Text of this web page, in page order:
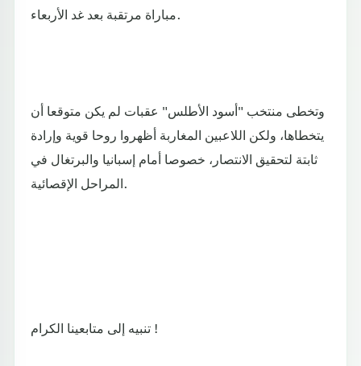
مباراة مرتقبة بعد غد الأربعاء.
وتخطى منتخب "أسود الأطلس" عقبات لم يكن متوقعا أن
يتخطاها، ولكن اللاعبين المغاربة أظهروا روحا قوية وإرادة
ثابتة لتحقيق الانتصار، خصوصا أمام إسبانيا والبرتغال في
المراحل الإقصائية.
تنبيه إلى متابعينا الكرام !